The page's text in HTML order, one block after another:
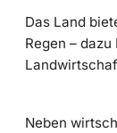
Das Land
Regen –
Neben